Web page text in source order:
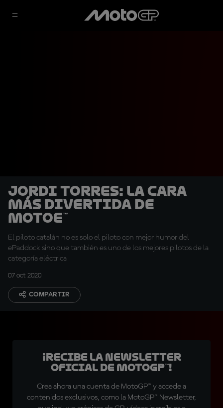
Jordi Torres: la cara
más divertida de
MotoE™
El piloto catalán no es solo el piloto con mejor humor del
ePaddock sino que también es uno de los mejores pilotos de la
categoría eléctrica
07 oct 2020
COMPARTIR
¡Recibe la Newsletter
oficial de MotoGP™!
Crea ahora una cuenta de MotoGP™ y accede a
contenidos exclusivos, como la MotoGP™ Newsletter,